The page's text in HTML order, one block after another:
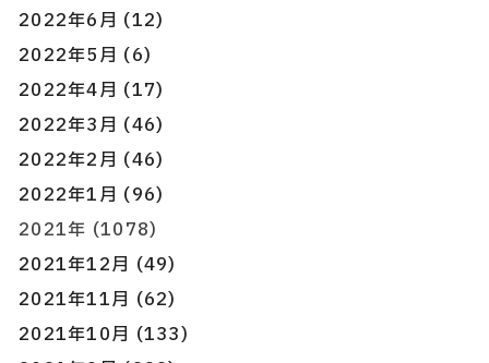
2022年6月 (12)
2022年5月 (6)
2022年4月 (17)
2022年3月 (46)
2022年2月 (46)
2022年1月 (96)
2021年 (1078)
2021年12月 (49)
2021年11月 (62)
2021年10月 (133)